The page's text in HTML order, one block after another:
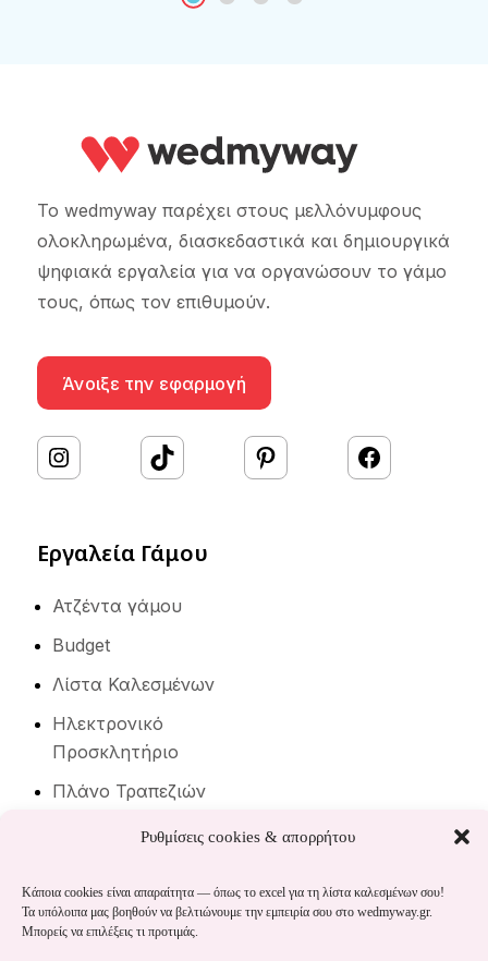
Ρυθμίσεις cookies & απορρήτου
Κάποια cookies είναι απαραίτητα — όπως το excel για τη λίστα καλεσμένων σου!
Τα υπόλοιπα μας βοηθούν να βελτιώνουμε την εμπειρία σου στο wedmyway.gr.
Μπορείς να επιλέξεις τι προτιμάς.
Το wedmyway παρέχει στους μελλόνυμφους
ολοκληρωμένα, διασκεδαστικά και δημιουργικά
ψηφιακά εργαλεία για να οργανώσουν το γάμο
τους, όπως τον επιθυμούν.
Άνοιξε την εφαρμογή
# TikTok Pinterest Facebook
Εργαλεία Γάμου
Ατζέντα γάμου
Budget
Λίστα Καλεσμένων
Ηλεκτρονικό
Προσκλητήριο
Πλάνο Τραπεζιών
Μουσική γάμου
Σχετικά